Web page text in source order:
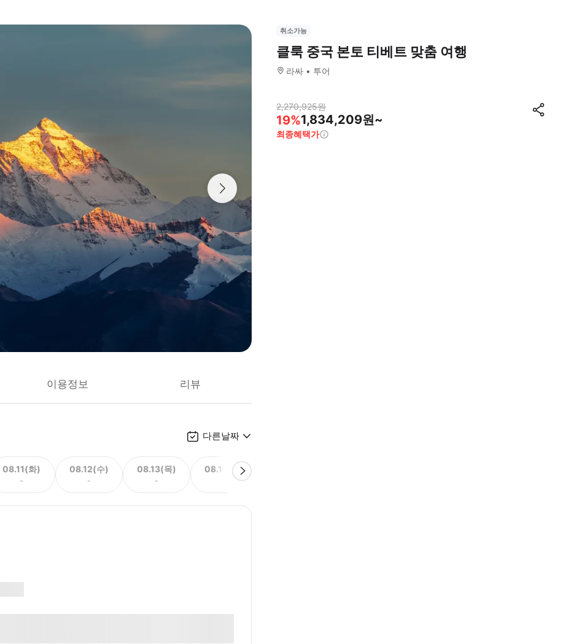
이용정보 리뷰
다른날짜
08.11(화)
-
08.12(수)
-
08.13(목)
-
08.14(금)
취소가능
클룩 중국 본토 티베트 맞춤 여행
라싸 투어
2,270,925원
19%1,834,209원~
최종혜택가